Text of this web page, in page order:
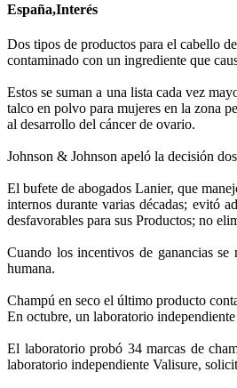
España,Interés
Dos tipos de productos para el cabello
contaminado con un ingrediente que
Estos se suman a una lista cada vez
talco en polvo para mujeres en la zona
al desarrollo del cáncer de ovario.
Johnson & Johnson apeló la decisión
El bufete de abogados Lanier, que
internos durante varias décadas; evitó
desfavorables para sus Productos; no
Cuando los incentivos de ganancias se
humana.
Champú en seco el último producto
En octubre, un laboratorio
El laboratorio probó 34 marcas de
laboratorio independiente Valisure,